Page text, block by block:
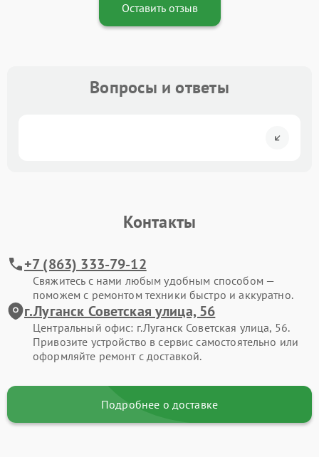
Оставить отзыв
Вопросы и ответы
Контакты
+7 (863) 333-79-12
Свяжитесь с нами любым удобным способом —
поможем с ремонтом техники быстро и аккуратно.
г.Луганск Советская улица, 56
Центральный офис: г.Луганск Советская улица, 56.
Привозите устройство в сервис самостоятельно или
оформляйте ремонт с доставкой.
Подробнее о доставке